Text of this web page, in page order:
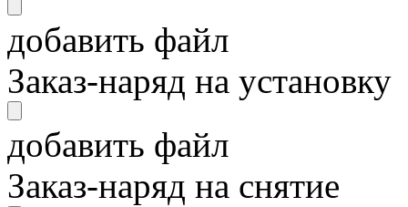
добавить файл
Заказ-наряд на установку
добавить файл
Заказ-наряд на снятие